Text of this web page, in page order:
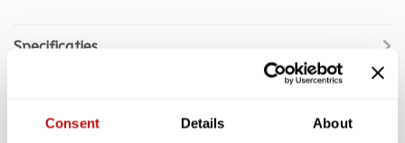
Consent Details About
Specificaties
Gerelateerde producten